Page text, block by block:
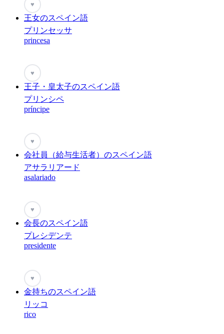
♥
王女のスペイン語
プリンセッサ
princesa
♥
王子・皇太子のスペイン語
プリンシペ
príncipe
♥
会社員（給与生活者）のスペイン語
アサラリアード
asalariado
♥
会長のスペイン語
プレシデンテ
presidente
♥
金持ちのスペイン語
リッコ
rico